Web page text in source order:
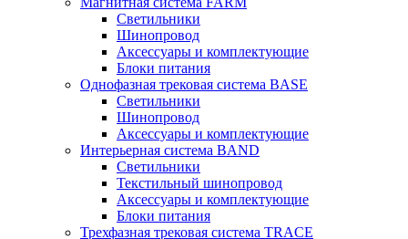
Светильники
Шинопровод
Аксессуары и комплектующие
Блоки питания
Однофазная трековая система BASE
Светильники
Шинопровод
Аксессуары и комплектующие
Интерьерная система BAND
Светильники
Текстильный шинопровод
Аксессуары и комплектующие
Блоки питания
Трехфазная трековая система TRACE